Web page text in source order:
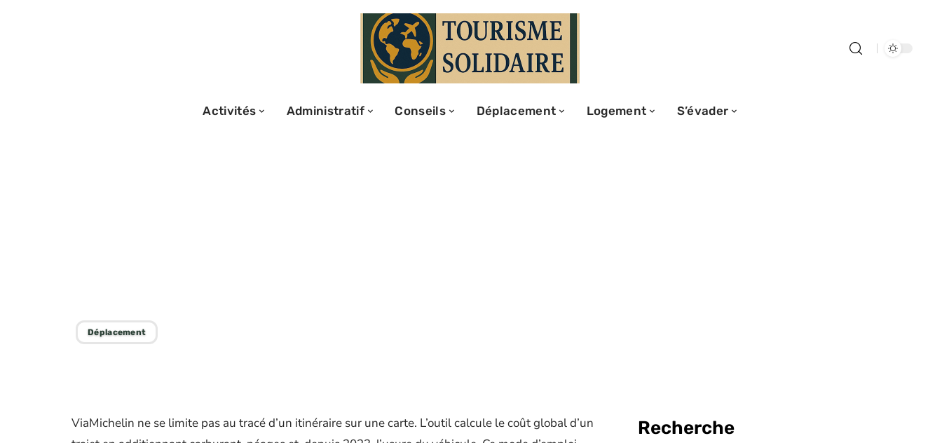
Activités Administratif Conseils Déplacement Logement S’évader
Déplacement
ViaMichelin ne se limite pas au tracé d’un itinéraire sur une carte. L’outil calcule le coût global d’un
Recherche